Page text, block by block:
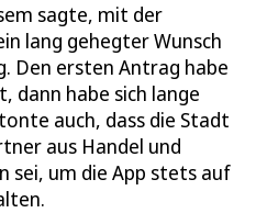
sagte, mit der
lang gehegter Wunsch
Den ersten Antrag habe
dann habe sich lange
auch, dass die Stadt
aus Handel und
sei, um die App stets auf